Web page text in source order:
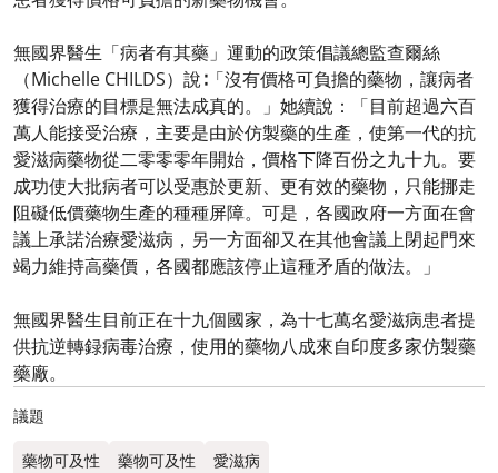
無國界醫生「病者有其藥」運動的政策倡議總監查爾絲
（Michelle CHILDS）說∶「沒有價格可負擔的藥物，讓病者
獲得治療的目標是無法成真的。」她續說：「目前超過六百
萬人能接受治療，主要是由於仿製藥的生產，使第一代的抗
愛滋病藥物從二零零零年開始，價格下降百份之九十九。要
成功使大批病者可以受惠於更新、更有效的藥物，只能挪走
阻礙低價藥物生產的種種屏障。可是，各國政府一方面在會
議上承諾治療愛滋病，另一方面卻又在其他會議上閉起門來
竭力維持高藥價，各國都應該停止這種矛盾的做法。」
無國界醫生目前正在十九個國家，為十七萬名愛滋病患者提
供抗逆轉録病毒治療，使用的藥物八成來自印度多家仿製藥
藥廠。
議題
藥物可及性 藥物可及性 愛滋病